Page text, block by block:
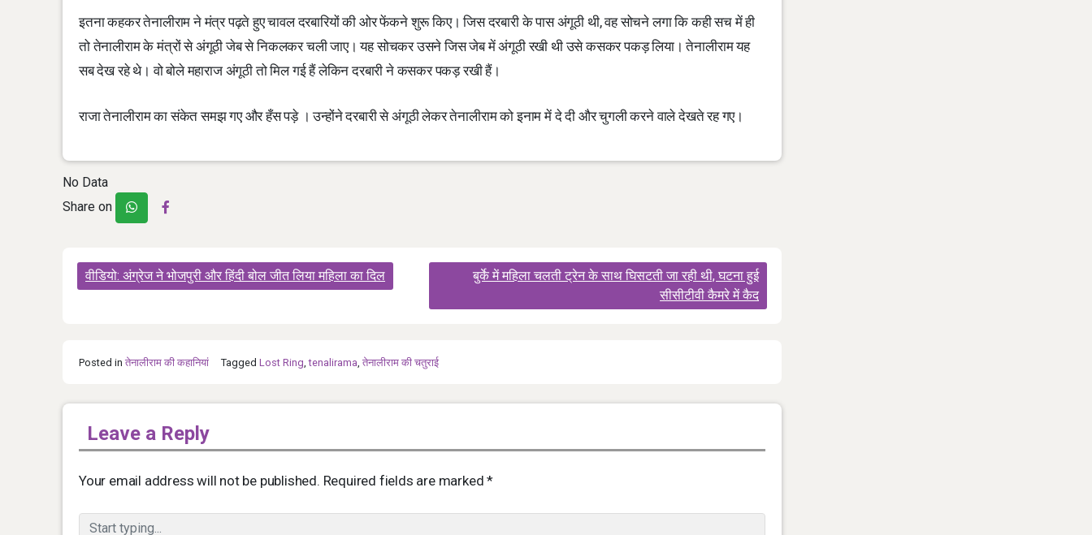
इतना कहकर तेनालीराम ने मंत्र पढ़ते हुए चावल दरबारियों की ओर फेंकने शुरू किए। जिस दरबारी के पास अंगूठी थी, वह सोचने लगा कि कही सच में ही
तो तेनालीराम के मंत्रों से अंगूठी जेब से निकलकर चली जाए। यह सोचकर उसने जिस जेब में अंगूठी रखी थी उसे कसकर पकड़ लिया। तेनालीराम यह
सब देख रहे थे। वो बोले महाराज अंगूठी तो मिल गई हैं लेकिन दरबारी ने कसकर पकड़ रखी हैं।
राजा तेनालीराम का संकेत समझ गए और हँस पड़े । उन्होंने दरबारी से अंगूठी लेकर तेनालीराम को इनाम में दे दी और चुगली करने वाले देखते रह गए।
No Data
Share on
Post
navigation
वीडियो: अंग्रेज ने भोजपुरी और हिंदी बोल जीत लिया महिला का दिल
बुर्के में महिला चलती ट्रेन के साथ घिसटती जा रही थी, घटना हुई
सीसीटीवी कैमरे में कैद
Posted in तेनालीराम की कहानियां Tagged Lost Ring ,tenalirama तेनालीराम की चतुराई
Leave a Reply
Your email address will not be published. Required fields are marked*